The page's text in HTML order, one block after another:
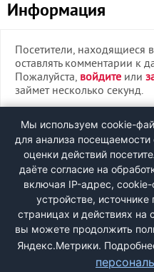
Информация
Посетители, находящиеся
оставлять комментарии к
Пожалуйста, войдите или
займет несколько секунд.
ВХОД
РЕГИСТРАЦИЯ
Быстрая регистрация
Мы используем cookie-
для анализа посещаемости
оценки действий
даёте согласие на
включая IP-адрес,
устройстве,
страницах и действиях на
вы можете продолжить
Яндекс.Метрики.